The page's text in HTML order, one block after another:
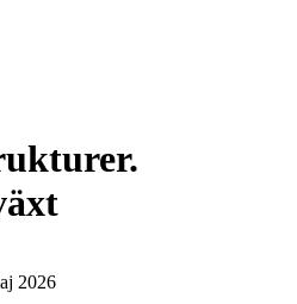
2026